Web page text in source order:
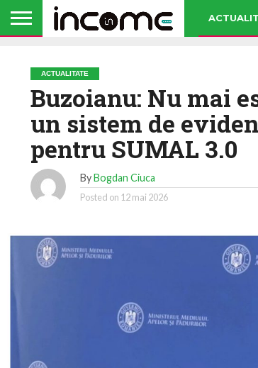
ACTUALITATE
Buzoianu: Nu mai
un sistem de
pentru SUMAL 3.0
ByBogdan Ciuca
Posted on 12 mai 2026